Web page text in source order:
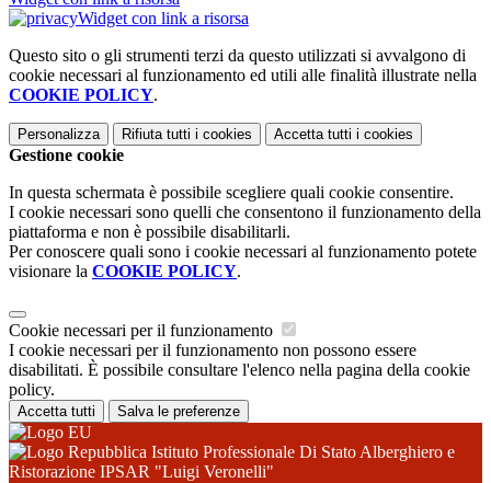
Widget con link a risorsa
Questo sito o gli strumenti terzi da questo utilizzati si avvalgono di
cookie necessari al funzionamento ed utili alle finalità illustrate nella
COOKIE POLICY.
Personalizza Rifiuta tutti i cookies Accetta tutti i cookies
Gestione cookie
In questa schermata è possibile scegliere quali cookie consentire.
I cookie necessari sono quelli che consentono il funzionamento della
piattaforma e non è possibile disabilitarli.
Per conoscere quali sono i cookie necessari al funzionamento potete
visionare la COOKIE POLICY.
Cookie necessari per il funzionamento
I cookie necessari per il funzionamento non possono essere
disabilitati. È possibile consultare l'elenco nella pagina della cookie
policy.
Accetta tutti Salva le preferenze
Istituto Professionale Di Stato Alberghiero e
Ristorazione IPSAR "Luigi Veronelli"